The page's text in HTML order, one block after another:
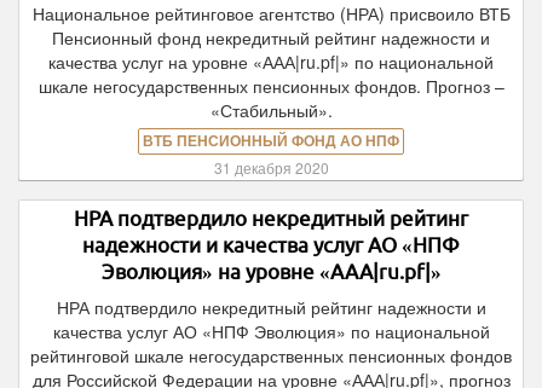
Национальное рейтинговое агентство (НРА) присвоило ВТБ
Пенсионный фонд некредитный рейтинг надежности и
качества услуг на уровне «ААА|ru.pf|» по национальной
шкале негосударственных пенсионных фондов. Прогноз –
«Стабильный».
ВТБ ПЕНСИОННЫЙ ФОНД АО НПФ
31 декабря 2020
НРА подтвердило некредитный рейтинг
надежности и качества услуг АО «НПФ
Эволюция» на уровне «ААА|ru.pf|»
НРА подтвердило некредитный рейтинг надежности и
качества услуг АО «НПФ Эволюция» по национальной
рейтинговой шкале негосударственных пенсионных фондов
для Российской Федерации на уровне «ААА|ru.pf|», прогноз